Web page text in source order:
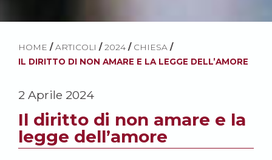
HOME / ARTICOLI / 2024 / CHIESA /
IL DIRITTO DI NON AMARE E LA LEGGE DELL’AMORE
2 Aprile 2024
Il diritto di non amare e la
legge dell’amore